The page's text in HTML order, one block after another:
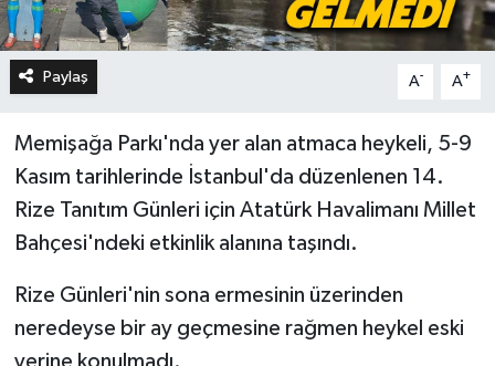
Paylaş A- A+
Memişağa Parkı'nda yer alan atmaca heykeli, 5-9
Kasım tarihlerinde İstanbul'da düzenlenen 14.
Rize Tanıtım Günleri için Atatürk Havalimanı Millet
Bahçesi'ndeki etkinlik alanına taşındı.
Rize Günleri'nin sona ermesinin üzerinden
neredeyse bir ay geçmesine rağmen heykel eski
yerine konulmadı.